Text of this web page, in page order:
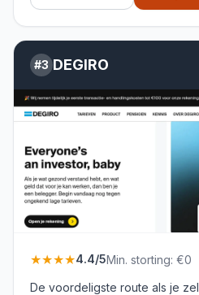
#3 DEGIRO
★★★★4.4/5Min. storting: €0
De voordeligste route als je